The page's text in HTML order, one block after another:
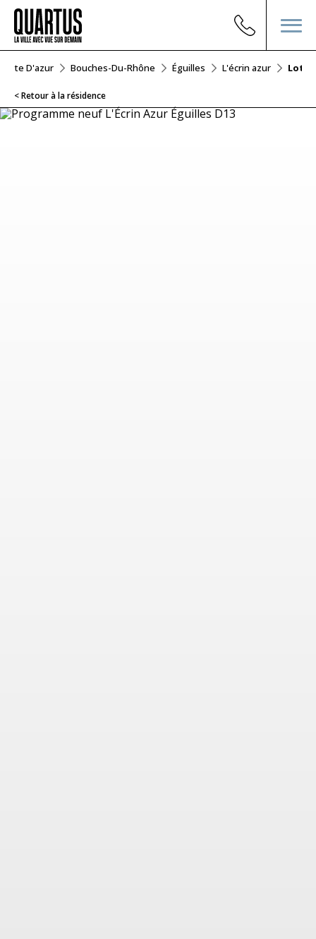
D'azur Bouches-Du-Rhône Éguilles L'écrin azur Lot
< Retour à la résidence